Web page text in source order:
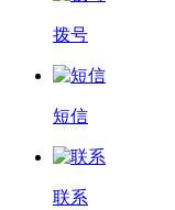
拨号
短信
联系